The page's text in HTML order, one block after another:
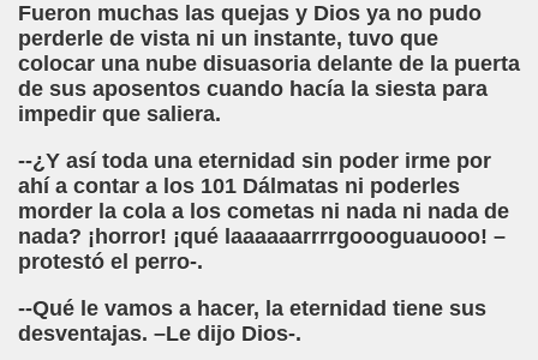
Fueron muchas las quejas y Dios ya no pudo
perderle de vista ni un instante, tuvo que
colocar una nube disuasoria delante de la puerta
de sus aposentos cuando hacía la siesta para
impedir que saliera.
--¿Y así toda una eternidad sin poder irme por
ahí a contar a los 101 Dálmatas ni poderles
morder la cola a los cometas ni nada ni nada de
nada? ¡horror! ¡qué laaaaaarrrrgoooguauooo! –
protestó el perro-.
--Qué le vamos a hacer, la eternidad tiene sus
desventajas. –Le dijo Dios-.
e Italiano (Pedro Zurita)
ONCE de Pontevedra (Blas Vázquez Rodríguez)
(Carmen Bonet Borrás)
de Lectura para los Ciegos (Eutiquio Cabrerizo)
Alicante (Juan José Miñana Estruch)
Blas Sánchez)
Sanz)